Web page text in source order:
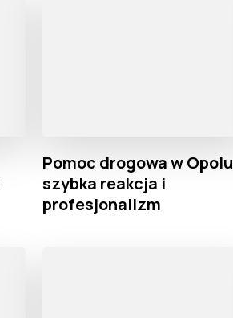
Pomoc drogowa w Opolu
szybka reakcja i
profesjonalizm